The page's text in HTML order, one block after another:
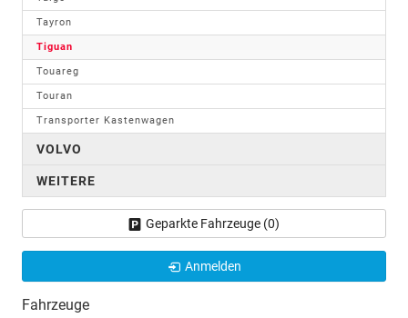
Tayron
Tiguan
Touareg
Touran
Transporter Kastenwagen
VOLVO
WEITERE
Geparkte Fahrzeuge (0)
Anmelden
Fahrzeuge